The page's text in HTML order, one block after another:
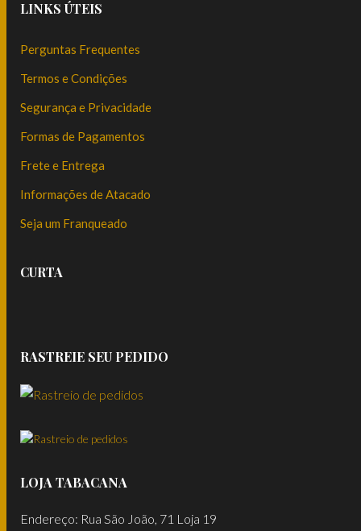
LINKS ÚTEIS
Perguntas Frequentes
Termos e Condições
Segurança e Privacidade
Formas de Pagamentos
Frete e Entrega
Informações de Atacado
Seja um Franqueado
CURTA
RASTREIE SEU PEDIDO
LOJA TABACANA
Endereço: Rua São João, 71 Loja 19